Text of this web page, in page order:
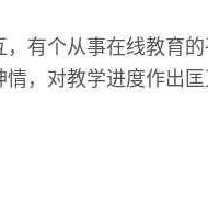
有个从事在线教育
，对教学进度作出